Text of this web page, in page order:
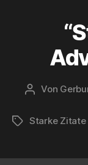
Von
Schlagwörter
Starke Zitate